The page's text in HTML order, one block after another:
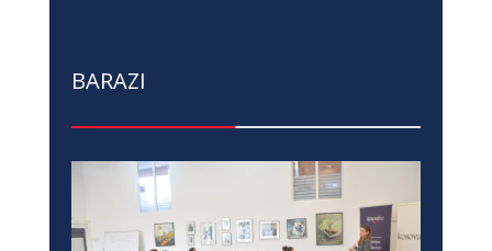
BARAZI